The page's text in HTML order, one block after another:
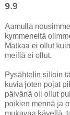
9.9
Aamulla
kymmeneltä
Matkaa ei ollut
meillä ei ollut.
Pysähtelin silloin
kuvia joten pojat
päivänä oli ollut
poikien mennä ja
mukavaa kävellä,